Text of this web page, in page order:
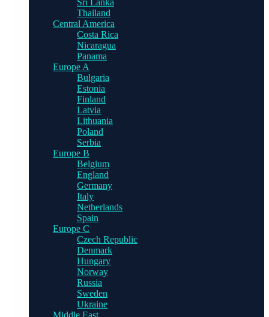
Sri Lanka
Thailand
Central America
Costa Rica
Nicaragua
Panama
Europe A
Bulgaria
Estonia
Finland
Latvia
Lithuania
Poland
Serbia
Europe B
Belgium
England
Germany
Italy
Netherlands
Spain
Europe C
Czech Republic
Denmark
Hungary
Norway
Russia
Sweden
Ukraine
Middle East